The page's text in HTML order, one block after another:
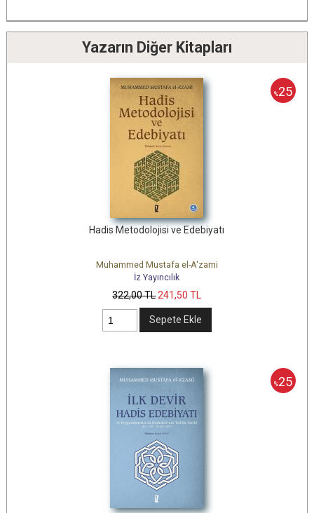
Yazarın Diğer Kitapları
%25
Hadis Metodolojisi ve Edebiyatı
Muhammed Mustafa el-A'zami
İz Yayıncılık
322,00TL241,50 TL
Sepete Ekle
%25